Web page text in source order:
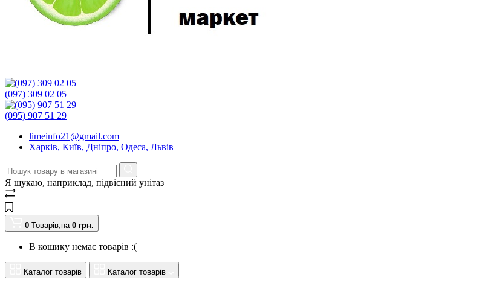
(097) 309 02 05
(095) 907 51 29
limeinfo21@gmail.com
Харків, Київ, Дніпро, Одеса, Львів
Я шукаю, наприклад, підвісний унітаз
0 Товарів,на 0 грн.
В кошику немає товарів :(
Каталог товарів Каталог товарів